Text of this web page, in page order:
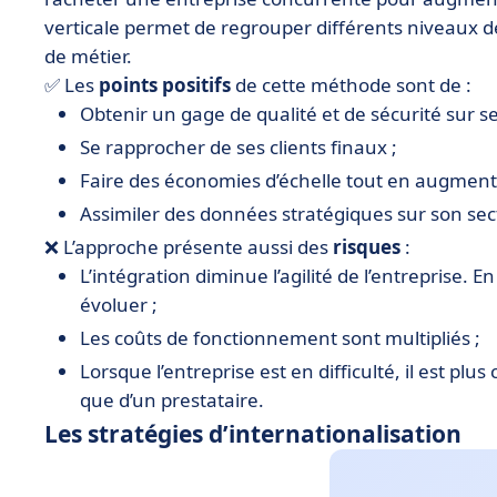
verticale permet de regrouper différents niveaux
de métier.
✅ Les points positifs de cette méthode sont de :
Obtenir un gage de qualité et de sécurité sur
Se rapprocher de ses clients finaux ;
Faire des économies d’échelle tout en
Assimiler des données stratégiques sur son
❌ L’approche présente aussi des risques :
L’intégration diminue l’agilité de l’entreprise.
évoluer ;
Les coûts de fonctionnement sont multipliés ;
Lorsque l’entreprise est en difficulté, il est
que d’un prestataire.
Les stratégies d’internationalisation